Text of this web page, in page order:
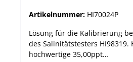
Artikelnummer: HI70024P
Lösung für die Kalibrierung
des Salinitätstesters HI98319.
hochwertige 35,00ppt